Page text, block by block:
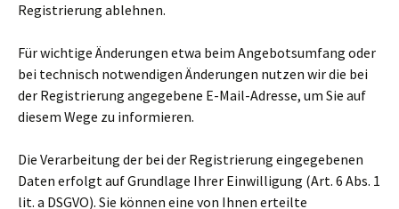
Registrierung ablehnen.
Für wichtige Änderungen etwa beim Angebotsumfang oder
bei technisch notwendigen Änderungen nutzen wir die bei
der Registrierung angegebene E-Mail-Adresse, um Sie auf
diesem Wege zu informieren.
Die Verarbeitung der bei der Registrierung eingegebenen
Daten erfolgt auf Grundlage Ihrer Einwilligung (Art. 6 Abs. 1
lit. a DSGVO). Sie können eine von Ihnen erteilte